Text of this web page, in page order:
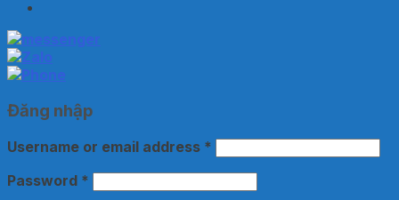
Đăng nhập
Username or email address *
Password *